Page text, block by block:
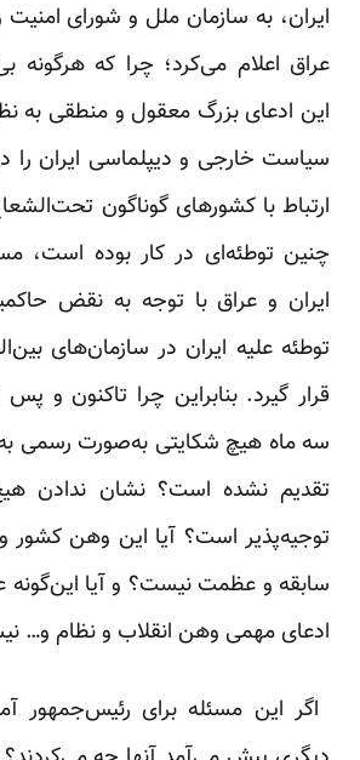
ایران، به سازمان ملل و شورای
عراق ‏اعلام می‌کرد؛ چرا که هرگونه
این ادعای بزرگ معقول و منطقی به
سیاست ‏خارجی و دیپلماسی ایران را
ارتباط با کشورهای گوناگون
چنین ‏توطئه‌ای در کار بوده است،
ایران و عراق با توجه به نقض
توطئه علیه ‏ایران در سازمان‌های
قرار گیرد. بنابراین چرا تاکنون و
سه ماه هیچ ‏شکایتی به‌صورت رسمی به
تقدیم نشده است؟ نشان ندادن
توجیه‌پذیر است؟ آیا این ‏وهن کشور
سابقه و عظمت نیست؟ و آیا این‌گونه
ادعای مهمی وهن انقلاب و ‏نظام و…
اگر این مسئله برای رئیس‌جمهور